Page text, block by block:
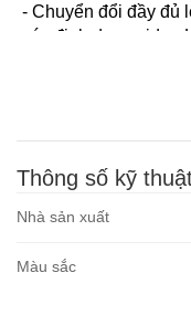
- Chuyển đổi đầy đủ
các định dạng
- Đầu vào 3G / HD /
- Hai đầu ra 3G / HD
- Chuyển đổi SD / HD
- Nguồn điện đa
- Điều khiển thông
Thông số kỹ
Nhà sản xuất
Màu sắc